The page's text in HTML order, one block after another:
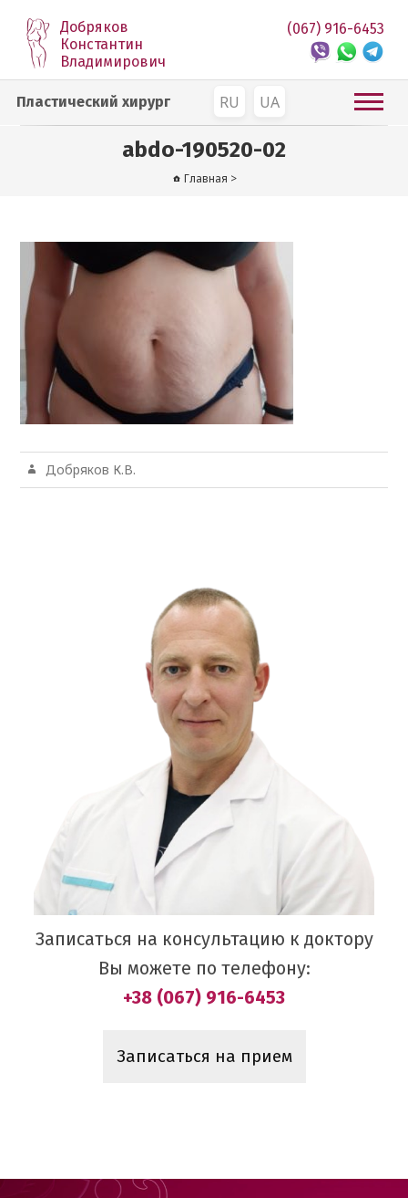
Добряков
Константин
Владимирович
RU UA
(067) 916-6453
Пластический хирург
abdo-190520-02
Главная >
Добряков К.В.
Записаться на консультацию к доктору
Вы можете по телефону:
+38 (067) 916-6453
Записаться на прием